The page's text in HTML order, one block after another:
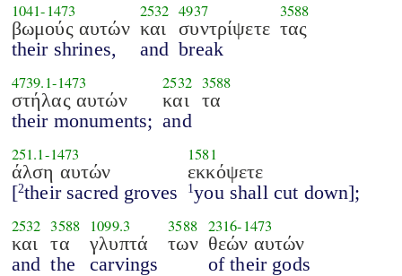
1041-1473
βωμούς αυτών
their shrines,
2532
και
and
4937
συντρίψετε
break
3588
τας
4739.1-1473
στήλας αυτών
their monuments;
2532
και
and
3588
τα
251.1-1473
άλση αυτών
[2their sacred groves
1581
εκκόψετε
1you shall cut down];
2532
και
and
3588
τα
the
1099.3
γλυπτά
carvings
3588
των
2316-1473
θεών αυτών
of their gods